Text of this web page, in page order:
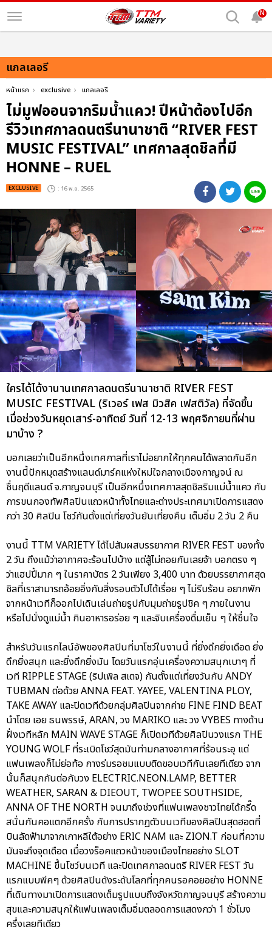
N
แกลเลอรี
หน้าแรก exclusive แกลเลอรี
ไม่มูฟออนจากริมน้ำแคว! ปีหน้าต้องไปอีก
รีวิวเทศกาลดนตรีนานาชาติ “RIVER FEST
MUSIC FESTIVAL” เทศกาลสุดชิลที่มี
HONNE – RUEL
EXCLUSIVE : 16 พ.ย. 2565
ใครได้ได้งานานเทศกาลดนตรีนานาชาติ RIVER FEST
MUSIC FESTIVAL (ริเวอร์ เฟส มิวสิค เฟสติวัล) ที่จัดขึ้น
เมื่อช่วงวันหยุดเสาร์-อาทิตย์ วันที่ 12-13 พฤศจิกายนที่ผ่าน
มาบ้าง ?
บอกเลยว่าเป็นอีกหนึ่งเทศกาลที่เราไม่อยากให้ทุกคนได้พลาดกันอีก
งานนี้ปักหมุดสร้างแลนด์มาร์คแห่งใหม่ใจกลางเมืองกาญจน์ ณ
ชื่นฤดีแลนด์ จ.กาญจนบุรี เป็นอีกหนึ่งเทศกาลสุดชิลริมแม่น้ำแคว กับ
การขนกองทัพศิลปินแถวหน้าทั้งไทยและต่างประเทศมาเปิดการแสดง
กว่า 30 ศิลปิน โชว์กันตั้งแต่เที่ยงวันยันเที่ยงคืน เต็มอิ่ม 2 วัน 2 คืน
งานนี้ TTM VARIETY ได้ไปสัมผสบรรยากาศ RIVER FEST ของทั้ง
2 วัน ถึงแม้ว่าอากาศจะร้อนไปบ้าง แต่สู้ไม่ถอยกันเลยจ้า บอกตรง ๆ
ว่าแฮปปี้มาก ๆ ในราคาบัตร 2 วันเพียง 3,400 บาท ด้วยบรรยากาศสุด
ชิลที่เราสามารถอ้อยอิ่งกับสิ่งรอบตัวไปได้เรื่อย ๆ ไม่รีบร้อน อยากพัก
จากหน้าเวทีก็ออกไปเดินเล่นถ่ายรูปกับมุมถ่ายรูปชิค ๆ ภายในงาน
หรือไปนั่งดูแม่น้ำ กินอาหารอร่อย ๆ และจิบเครื่องดื่มเย็น ๆ ให้ชื่นใจ
สำหรับวันแรกไลน์อัพของศิลปินที่มาโชว์ในงานนี้ ที่ยิ่งดึกยิ่งเดือด ยิ่ง
ดึกยิ่งสนุก และยิ่งดึกยิ่งมัน โดยวันแรกอุ่นเครื่องความสนุกเบาๆ ที่
เวที RIPPLE STAGE (ริปเพิล สเตจ) กันตั้งแต่เที่ยงวันกับ ANDY
TUBMAN ต่อด้วย ANNA FEAT. YAYEE, VALENTINA PLOY,
TAKE AWAY และปิดเวทีด้วยกลุ่มศิลปินจากค่าย FINE FIND BEAT
นำโดย เอย ธนพรรษ์, ARAN, วง MARIKO และ วง VYBES ทางด้าน
ฝั่งเวทีหลัก MAIN WAVE STAGE ก็เปิดเวทีด้วยศิลปินวงแรก THE
YOUNG WOLF ที่ระเบิดโชว์สุดมันท่ามกลางอากาศที่ร้อนระอุ แต่
แฟนเพลงก็ไม่ย่อท้อ กางร่มรอชมแบบติดขอบเวทีกันเลยทีเดียว จาก
นั้นก็สนุกกันต่อกับวง ELECTRIC.NEON.LAMP, BETTER
WEATHER, SARAN & DIEOUT, TWOPEE SOUTHSIDE,
ANNA OF THE NORTH จนมาถึงช่วงที่แฟนเพลงชาวไทยได้กรี๊ด
สนั่นกันคอแตกอีกครั้ง กับการปรากฏตัวบนเวทีของศิลปินสุดฮอตที่
บินลัดฟ้ามาจากเกาหลีใต้อย่าง ERIC NAM และ ZION.T ก่อนที่ความ
มันจะถึงจุดเดือด เมื่อวงร็อคแถวหน้าของเมืองไทยอย่าง SLOT
MACHINE ขึ้นโชว์บนเวที และปิดเทศกาลดนตรี RIVER FEST วัน
แรกแบบพีคๆ ด้วยศิลปินดังระดับโลกที่ทุกคนรอคอยอย่าง HONNE
ที่เดินทางมาเปิดการแสดงเต็มรูปแบบถึงจังหวัดกาญจนบุรี สร้างความ
สุขและความสนุกให้แฟนเพลงเต็มอิ่มตลอดการแสดงกว่า 1 ชั่วโมง
ครึ่งเลยทีเดียว